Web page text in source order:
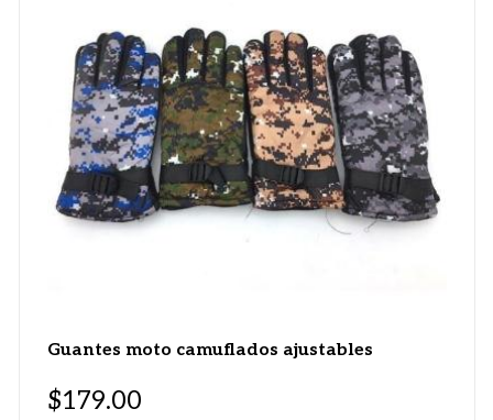
Guantes moto camuflados ajustables
$179.00